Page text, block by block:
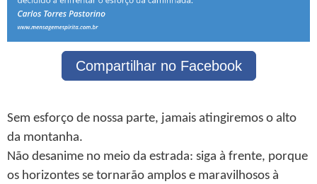
Compartilhar no Facebook
Sem esforço de nossa parte, jamais atingiremos o alto
da montanha.
Não desanime no meio da estrada: siga à frente, porque
os horizontes se tornarão amplos e maravilhosos à